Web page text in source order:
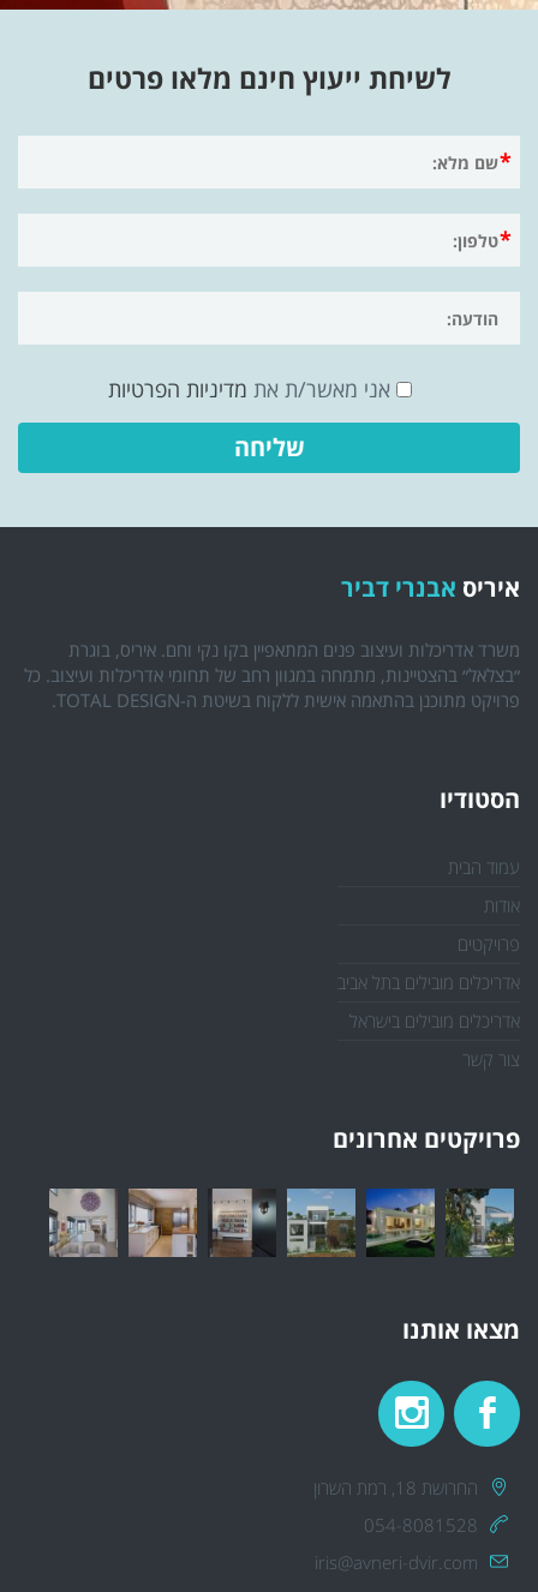
לשיחת ייעוץ חינם מלאו פרטים
אני מאשר/ת את מדיניות הפרטיות
איריס אבנרי דביר
משרד אדריכלות ועיצוב פנים המתאפיין בקו נקי וחם. איריס, בוגרת
״בצלאל״ בהצטיינות, מתמחה במגוון רחב של תחומי אדריכלות ועיצוב. כל
פרויקט מתוכנן בהתאמה אישית ללקוח בשיטת ה-TOTAL DESIGN.
הסטודיו
עמוד הבית
אודות
פרויקטים
אדריכלים מובילים בתל אביב
אדריכלים מובילים בישראל
צור קשר
פרויקטים אחרונים
מצאו אותנו
החרושת 18, רמת השרון
054-8081528
iris@avneri-dvir.com